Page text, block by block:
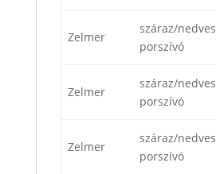
Zelmer
száraz/nedves
porszívó
Zelmer
száraz/nedves
porszívó
Zelmer
száraz/nedves
porszívó